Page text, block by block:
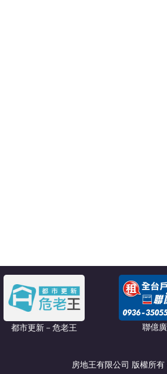
都市更新－危老王 聯億
房地王有限公司 版權所